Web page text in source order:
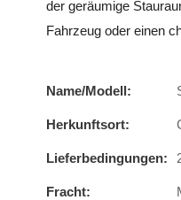
der geräumige
Fahrzeug oder einen
Name/Modell:
Herkunftsort:
Lieferbedingungen:
Fracht: